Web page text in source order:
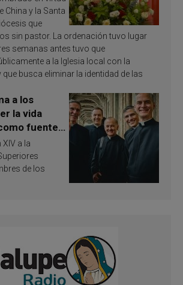
China y la Santa
que
sin pastor. La ordenación tuvo lugar
semanas antes tuvo que
a la Iglesia local con la
busca eliminar la identidad de las
a los
la vida
fuente
y
XIV a la
de los